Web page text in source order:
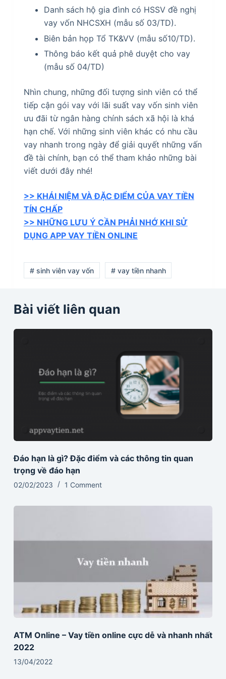
Danh sách hộ gia đình có HSSV đề nghị
vay vốn NHCSXH (mẫu số 03/TD).
Biên bản họp Tổ TK&VV (mẫu số10/TD).
Thông báo kết quả phê duyệt cho vay
(mẫu số 04/TD)
Nhìn chung, những đối tượng sinh viên có thể
tiếp cận gói vay với lãi suất vay vốn sinh viên
ưu đãi từ ngân hàng chính sách xã hội là khá
hạn chế. Với những sinh viên khác có nhu cầu
vay nhanh trong ngày để giải quyết những vấn
đề tài chính, bạn có thể tham khảo những bài
viết dưới đây nhé!
>> KHÁI NIỆM VÀ ĐẶC ĐIỂM CỦA VAY TIỀN
TÍN CHẤP
>> NHỮNG LƯU Ý CẦN PHẢI NHỚ KHI SỬ
DỤNG APP VAY TIỀN ONLINE
# sinh viên vay vốn # vay tiền nhanh
Bài viết liên quan
Đáo hạn là gì? Đặc điểm và các thông tin quan
trọng về đáo hạn
02/02/2023 1 Comment
ATM Online – Vay tiền online cực dễ và nhanh nhất
2022
13/04/2022